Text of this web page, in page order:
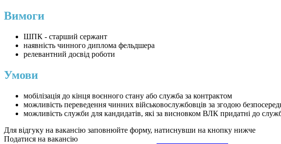
Вимоги
ШПК - старший сержант
наявність чинного диплома фельдшера
релевантний досвід роботи
Умови
мобілізація до кінця воєнного стану або служба за контрактом
можливість переведення чинних військовослужбовців за згодою
можливість служби для кандидатів, які за висновком ВЛК придатні до
Для відгуку на вакансію заповнюйте форму, натиснувши на кнопку нижче
Податися на вакансію